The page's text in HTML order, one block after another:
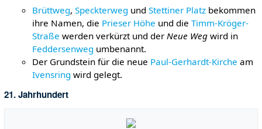
Brüttweg,Speckterweg undStettiner Platz bekommen
ihre Namen, die Prieser Höhe und dieTimm-Kröger-
Straße werden verkürzt und der Neue Weg wird in
Feddersenweg umbenannt.
Der Grundstein für die neue Paul-Gerhardt-Kirche am
Ivensring wird gelegt.
21. Jahrhundert